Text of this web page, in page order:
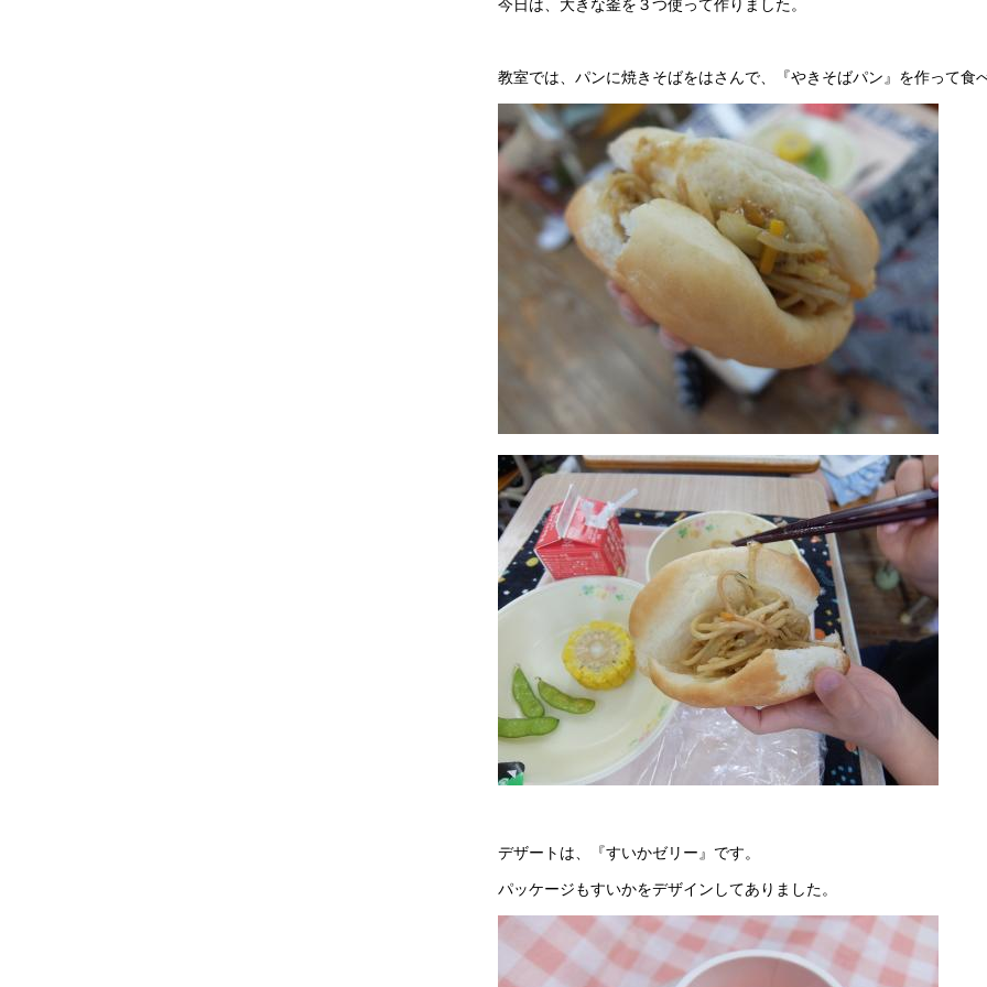
今日は、大きな釜を３つ使って作りました。
教室では、パンに焼きそばをはさんで、『やきそばパン』を作って食
デザートは、『すいかゼリー』です。
パッケージもすいかをデザインしてありました。